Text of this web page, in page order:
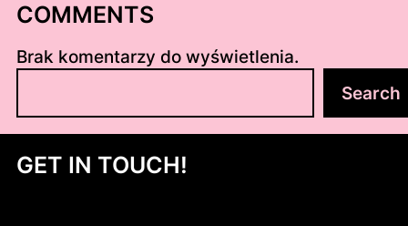
COMMENTS
Brak komentarzy do wyświetlenia.
u
a
Search
GET IN TOUCH!